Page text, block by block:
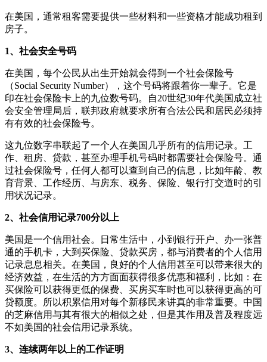
在美国，通常租客需要提供一些材料和一些资格才能成功租到
房子。
1、社会安全号码
在美国，每个公民从出生开始就会得到一个社会保险号
（Social Security Number），这个号码将跟着你一辈子。它是
印在社会保险卡上的九位数号码。自20世纪30年代美国成立社
会安全管理局后，联邦政府就要求所有合法公民和居民必须持
有有效的社会保险号。
这九位数字串联起了一个人在美国几乎所有的信用记录。工
作、租房、贷款，甚至办理手机号码时都需要社会保险号。通
过社会保险号，任何人都可以查到自己的信息，比如年龄、教
育背景、工作经历、与房东、税务、保险、银行打交道时的引
用状况记录。
2、社会信用记录700分以上
美国是一个信用社会。日常生活中，小到银行开户、办一张普
通的手机卡，大到买保险、贷款买房，都与消费者的个人信用
记录息息相关。在美国，良好的个人信用甚至可以带来很大的
经济效益，在生活的方方面面获得很多优惠和福利，比如：在
买保险可以获得更低的保费、买房买车时也可以获得更高的可
贷额度。所以积累信用对每个新移民来讲真的非常重要。中国
的芝麻信用与其有很大的相似之处，但是其作用及普及程度远
不如美国的社会信用记录系统。
3、连续两年以上的工作证明